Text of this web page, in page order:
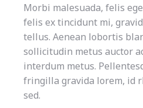
Morbi malesuada, felis
felis ex tincidunt mi,
tellus. Aenean lobortis
sollicitudin metus auctor
interdum metus.
fringilla gravida lorem, id
sed.